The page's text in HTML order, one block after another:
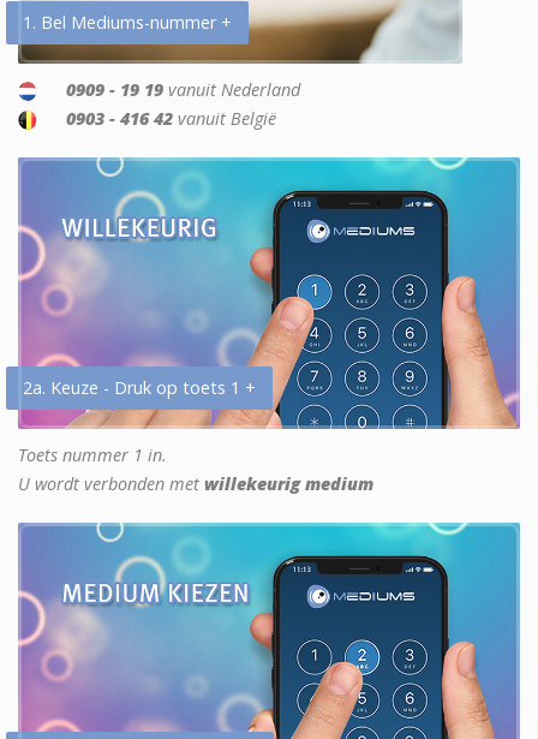
1. Bel Mediums-nummer +
0909 - 19 19 vanuit Nederland
0903 - 416 42 vanuit België
2a. Keuze - Druk op toets 1 +
Toets nummer 1 in.
U wordt verbonden met willekeurig medium